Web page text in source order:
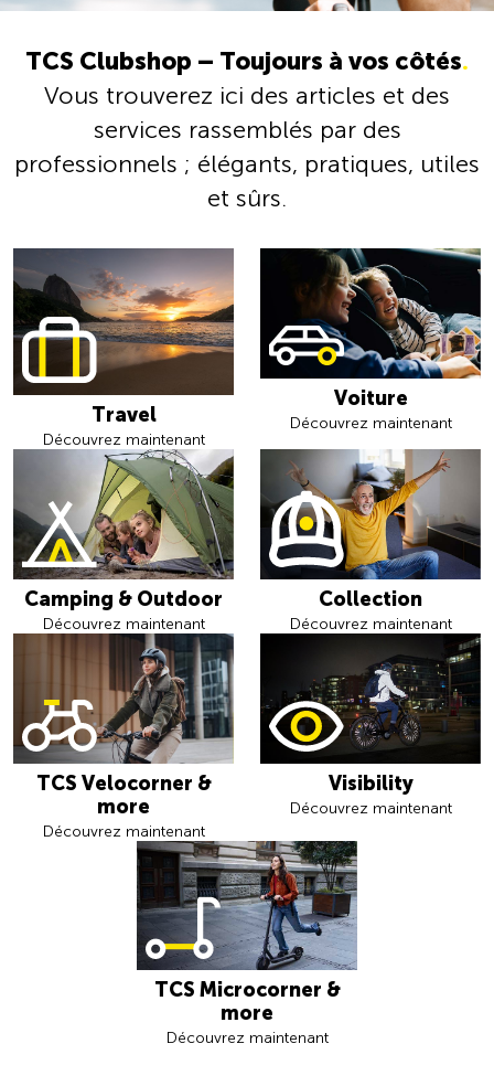
TCS Clubshop – Toujours à vos côtés.
Vous trouverez ici des articles et des
services rassemblés par des
professionnels ; élégants, pratiques, utiles
et sûrs.
Travel
Découvrez maintenant
Voiture
Découvrez maintenant
Camping & Outdoor
Découvrez maintenant
Collection
Découvrez maintenant
TCS Velocorner &
more
Découvrez maintenant
Visibility
Découvrez maintenant
TCS Microcorner &
more
Découvrez maintenant